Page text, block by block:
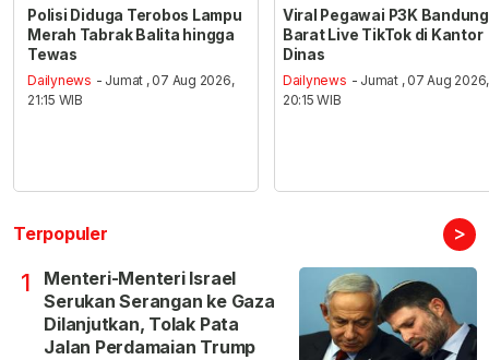
Polisi Diduga Terobos Lampu
Merah Tabrak Balita hingga
Tewas
Dailynews - Jumat , 07 Aug 2026,
21:15 WIB
Viral Pegawai P3K Bandung
Barat Live TikTok di Kantor
Dinas
Dailynews - Jumat , 07 Aug 2026,
20:15 WIB
Terpopuler >
1
Menteri-Menteri Israel
Serukan Serangan ke Gaza
Dilanjutkan, Tolak Pata
Jalan Perdamaian Trump